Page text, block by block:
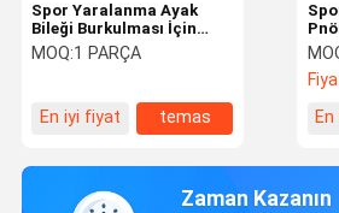
Spor Yaralanma Ayak
Bileği Burkulması İçin
1MHZ Ultrason Terapi
Makinesi
MOQ:1 PARÇA
En iyi fiyat temas
Zaman Kazanın